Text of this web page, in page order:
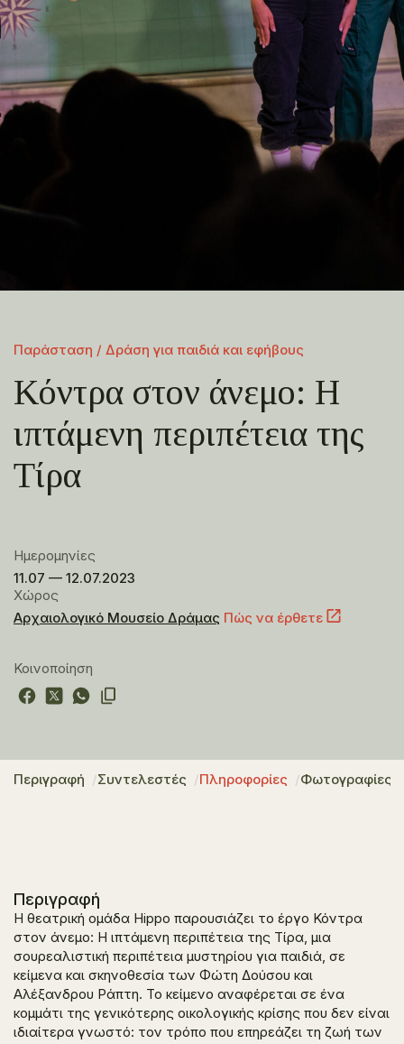
Παράσταση / Δράση για παιδιά και εφήβους
Κόντρα στον άνεμο: Η
ιπτάμενη περιπέτεια της
Τίρα
Ημερομηνίες
11.07 — 12.07.2023
Χώρος
Αρχαιολογικό Μουσείο Δράμας Πώς να έρθετε
Κοινοποίηση
Περιγραφή Συντελεστές Πληροφορίες Φωτογραφίες
Περιγραφή
Η θεατρική ομάδα Hippo παρουσιάζει το έργο Κόντρα
στον άνεμο: Η ιπτάμενη περιπέτεια της Τίρα, μια
σουρεαλιστική περιπέτεια μυστηρίου για παιδιά, σε
κείμενα και σκηνοθεσία των Φώτη Δούσου και
Αλέξανδρου Ράπτη. Το κείμενο αναφέρεται σε ένα
κομμάτι της γενικότερης οικολογικής κρίσης που δεν είναι
ιδιαίτερα γνωστό: τον τρόπο που επηρεάζει τη ζωή των